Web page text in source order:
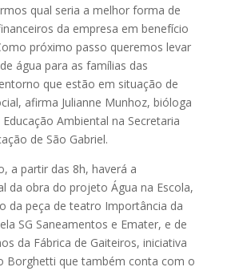
qual seria a melhor forma de
da empresa em benefício
próximo passo queremos levar
água para as famílias das
que estão em situação de
afirma Julianne Munhoz, bióloga
Ambiental na Secretaria
de São Gabriel.
a partir das 8h, haverá a
da obra do projeto Água na Escola,
da peça de teatro Importância da
SG Saneamentos e Emater, e de
da Fábrica de Gaiteiros, iniciativa
Borghetti que também conta com o